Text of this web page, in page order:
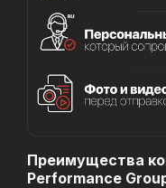
Преимущества
Performance